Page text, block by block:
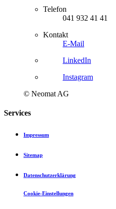
Telefon
041 932 41 41
Kontakt
E-Mail
LinkedIn
Instagram
© Neomat AG
Services
Impressum
Sitemap
Datenschutzerklärung
Cookie-Einstellungen